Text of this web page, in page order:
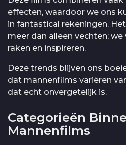
effecten, waardoor we ons
in fantastical rekeningen.
meer dan alleen vechten; we
raken en inspireren.
Deze trends blijven ons
dat mannenfilms variëren
dat echt onvergetelijk is.
Categorieën
Mannenfilms